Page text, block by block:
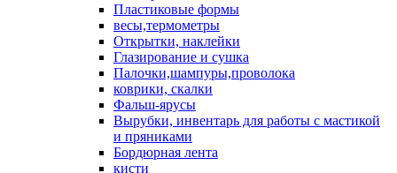
Пластиковые формы
весы,термометры
Открытки, наклейки
Глазирование и сушка
Палочки,шампуры,проволока
коврики, скалки
Фальш-ярусы
Вырубки, инвентарь для работы с мастикой
и пряниками
Бордюрная лента
кисти